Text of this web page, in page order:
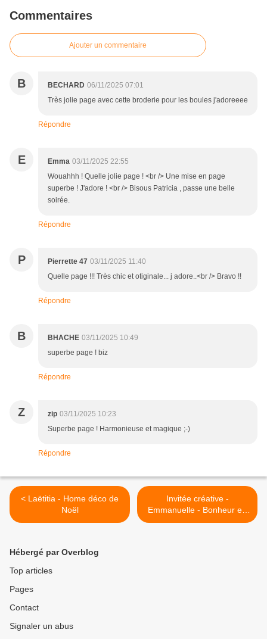
Commentaires
Ajouter un commentaire
B BECHARD 06/11/2025 07:01
Très jolie page avec cette broderie pour les boules j'adoreeee
Répondre
E Emma 03/11/2025 22:55
Wouahhh ! Quelle jolie page ! <br /> Une mise en page
superbe ! J'adore ! <br /> Bisous Patricia , passe une belle
soirée.
Répondre
P Pierrette 47 03/11/2025 11:40
Quelle page !!! Très chic et otiginale... j adore..<br /> Bravo !!
Répondre
B BHACHE 03/11/2025 10:49
superbe page ! biz
Répondre
Z zip 03/11/2025 10:23
Superbe page ! Harmonieuse et magique ;-)
Répondre
< Laëtitia - Home déco de
Noël
Invitée créative -
Emmanuelle - Bonheur en
pleine Nature >
Hébergé par Overblog
Top articles
Pages
Contact
Signaler un abus